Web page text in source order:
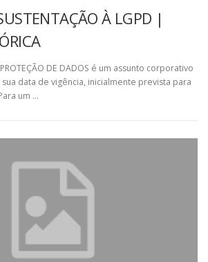
À LGPD |
PROTEÇÃO DE DADOS é um assunto corporativo
data de vigência, inicialmente prevista para
um …